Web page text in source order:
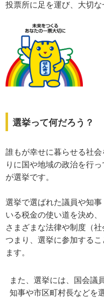
投票所に足を運び、大切な
選挙って何だろう？
誰もが幸せに暮らせる社
りに国や地域の政治を行
が選挙です。
選挙で選ばれた議員や知
いる税金の使い道を決め、
さまざまな法律や制度（
つまり、選挙に参加する
ます。
また、選挙には、国会議
知事や市区町村長などを